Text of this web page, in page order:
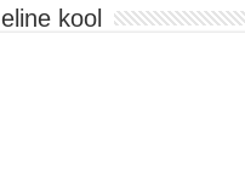
kool